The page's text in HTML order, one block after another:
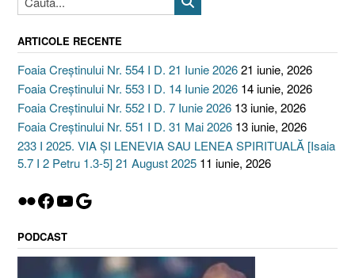
ARTICOLE RECENTE
Foaia Creștinului Nr. 554 I D. 21 Iunie 202621 iunie, 2026
Foaia Creștinului Nr. 553 I D. 14 Iunie 2026 14 iunie, 2026
Foaia Creștinului Nr. 552 I D. 7 Iunie 2026 13 iunie, 2026
Foaia Creștinului Nr. 551 I D. 31 Mai 2026 13 iunie, 2026
233 I 2025. VIA ȘI LENEVIA SAU LENEA SPIRITUALĂ [Isaia
5.7 I 2 Petru 1.3-5] 21 August 2025 11 iunie, 2026
Flickr
Facebook
YouTube
Google
PODCAST